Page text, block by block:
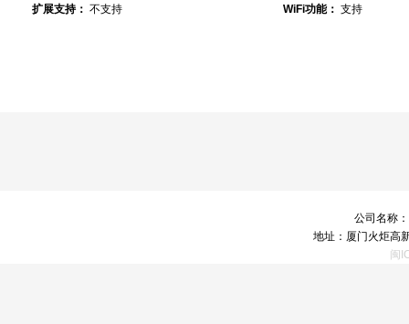
扩展支持： 不支持 WiFi功能： 支持
公司名称
地址：厦门火炬高
闽